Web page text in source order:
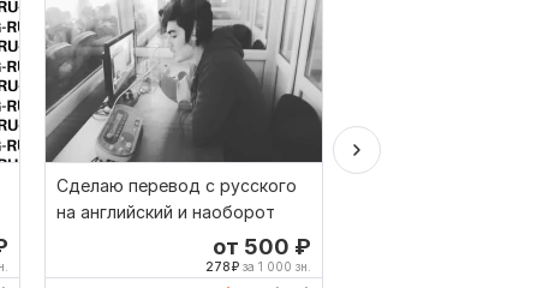
Сделаю перевод с русского
на английский и наоборот
от 500 ₽
278₽ за 1 000 зн.